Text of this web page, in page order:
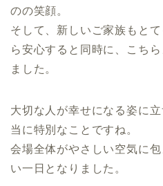
のの笑顔。
そして、新しいご家族もと
ら安心すると同時に、こち
ました。
大切な人が幸せになる姿に
当に特別なことですね。
会場全体がやさしい空気に
い一日となりました。